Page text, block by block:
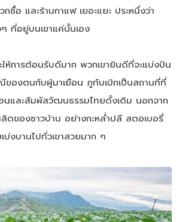
กซื้อ และร้านกาแฟ เยอะแยะ ประหนึ่งว่า
ที่อยู่บนเขาแค่นั้นเอง
ให้การต้อนรับดีมาก พวกเขายินดีที่จะแบ่งปัน
ของตนกับผู้มาเยือน ภูทับเบิกเป็นสถานที่ที่
อนและสัมผัสวัฒนธรรมไทยดั้งเดิม นอกจาก
ตของชาวบ้าน อย่างกะหล่ำปลี สตอเบอรี่
งบานไปทั่วเขาสวยมาก ๆ